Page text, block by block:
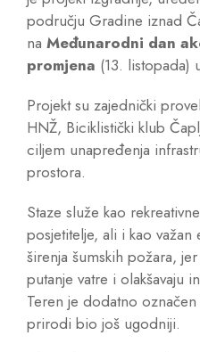
području Gradine iznad
na Međunarodni dan
promjena (13. listopada)
Projekt su zajednički
HNŽ, Biciklistički klub
ciljem unapređenja
prostora.
Staze služe kao
posjetitelje, ali i kao važan
širenja šumskih požara,
putanje vatre i olakšavaju
Teren je dodatno
prirodi bio još ugodniji.